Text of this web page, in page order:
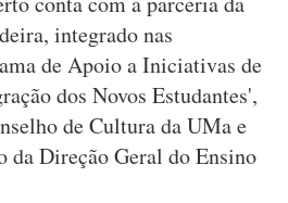
integrado nas
de Apoio a Iniciativas de
dos Novos Estudantes',
de Cultura da UMa e
da Direção Geral do Ensino